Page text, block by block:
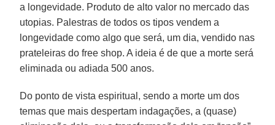
a longevidade. Produto de alto valor no mercado das
utopias. Palestras de todos os tipos vendem a
longevidade como algo que será, um dia, vendido nas
prateleiras do free shop. A ideia é de que a morte será
eliminada ou adiada 500 anos.
Do ponto de vista espiritual, sendo a morte um dos
temas que mais despertam indagações, a (quase)